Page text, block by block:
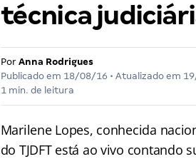
técnica
Por Anna Rodrigues
Publicado em 18/08/16 • Atualizado em
1 min. de leitura
Marilene Lopes, conhecida
do TJDFT está ao vivo contando